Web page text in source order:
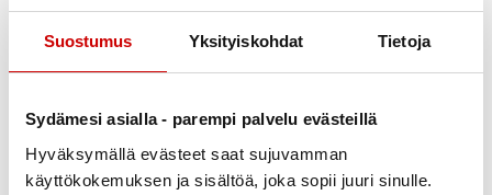
Suostumus Yksityiskohdat Tietoja
Sydämesi asialla - parempi palvelu evästeillä
Hyväksymällä evästeet saat sujuvamman
käyttökokemuksen ja sisältöä, joka sopii juuri sinulle.
– Pulssin tunnustelun opastusta
– Sydänalueen toiminnan ja palveluiden esittely
– Ilmaisia mittauksia: sydämen rytmin ja
kehonkoostumuksen mittaus